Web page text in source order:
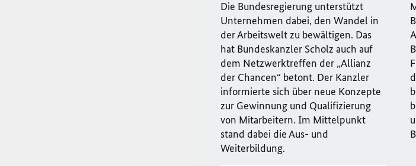
Die Bundesregierung unterstützt
Unternehmen dabei, den Wandel in
der Arbeitswelt zu bewältigen. Das
hat Bundeskanzler Scholz auch auf
dem Netzwerktreffen der „Allianz
der Chancen“ betont. Der Kanzler
informierte sich über neue Konzepte
zur Gewinnung und Qualifizierung
von Mitarbeitern. Im Mittelpunkt
stand dabei die Aus- und
Weiterbildung.